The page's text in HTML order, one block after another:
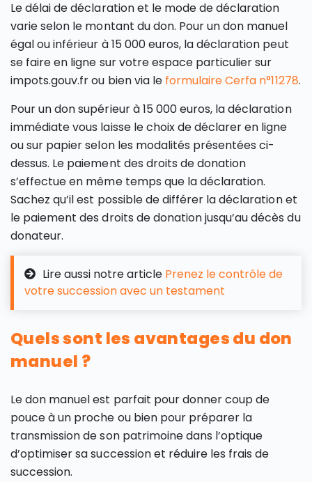
Le délai de déclaration et le mode de déclaration
varie selon le montant du don. Pour un don manuel
égal ou inférieur à 15 000 euros, la déclaration peut
se faire en ligne sur votre espace particulier sur
impots.gouv.fr ou bien via le formulaire Cerfa n°11278.
Pour un don supérieur à 15 000 euros, la déclaration
immédiate vous laisse le choix de déclarer en ligne
ou sur papier selon les modalités présentées ci-
dessus. Le paiement des droits de donation
s’effectue en même temps que la déclaration.
Sachez qu’il est possible de différer la déclaration et
le paiement des droits de donation jusqu’au décès du
donateur.
Lire aussi notre article Prenez le contrôle de
votre succession avec un testament
Quels sont les avantages du don
manuel ?
Le don manuel est parfait pour donner coup de
pouce à un proche ou bien pour préparer la
transmission de son patrimoine dans l’optique
d’optimiser sa succession et réduire les frais de
succession.